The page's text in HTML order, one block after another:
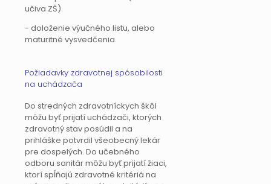
učiva ZŠ)
- doloženie výučného listu, alebo
maturitné vysvedčenia.
Požiadavky zdravotnej spôsobilosti
na uchádzača
Do stredných zdravotníckych škôl
môžu byť prijatí uchádzači, ktorých
zdravotný stav posúdil a na
prihláške potvrdil všeobecný lekár
pre dospelých. Do učebného
odboru sanitár môžu byť prijatí žiaci,
ktorí spĺňajú zdravotné kritériá na